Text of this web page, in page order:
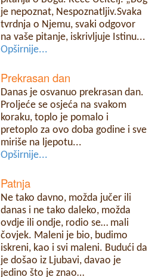
je nepoznat, Nespoznatljiv.Svaka
tvrdnja o Njemu, svaki odgovor
na vaše pitanje, iskrivljuje Istinu...
Opširnije...
Prekrasan dan
Danas je osvanuo prekrasan dan.
Proljeće se osjeća na svakom
koraku, toplo je pomalo i
pretoplo za ovo doba godine i sve
miriše na ljepotu...
Opširnije...
Patnja
Ne tako davno, možda jučer ili
danas i ne tako daleko, možda
ovdje ili ondje, rodio se… mali
čovjek. Maleni je bio, budimo
iskreni, kao i svi maleni. Budući da
je došao iz Ljubavi, davao je
jedino što je znao…